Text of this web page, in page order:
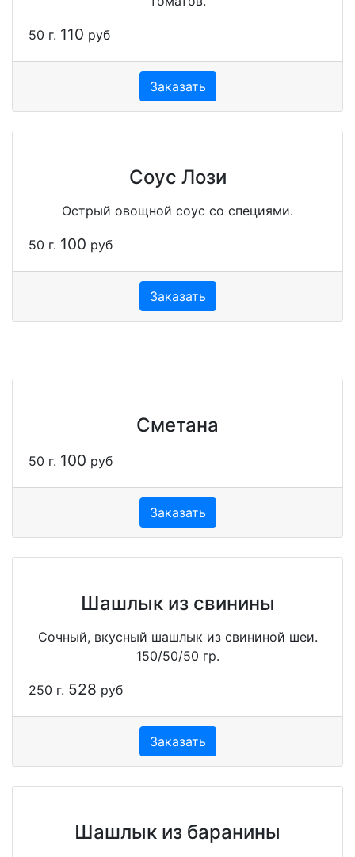
50 г. 110 руб
Заказать
Соус Лози
Острый овощной соус со специями.
50 г. 100 руб
Заказать
Сметана
50 г. 100 руб
Заказать
Шашлык из свинины
Сочный, вкусный шашлык из свининой шеи.
150/50/50 гр.
250 г. 528 руб
Заказать
Шашлык из баранины